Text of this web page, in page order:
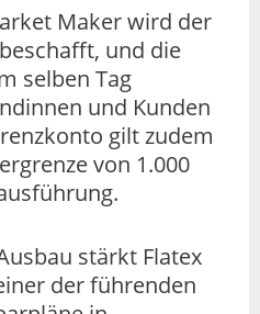
Maker wird der
und die
selben Tag
und Kunden
gilt zudem
von 1.000
stärkt Flatex
der führenden